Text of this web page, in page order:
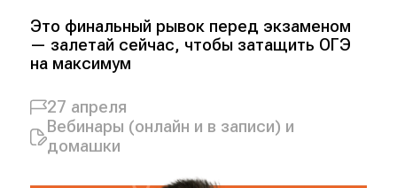
Это финальный рывок перед экзаменом
— залетай сейчас, чтобы затащить ОГЭ
на максимум
27 апреля
Вебинары (онлайн и в записи) и
домашки